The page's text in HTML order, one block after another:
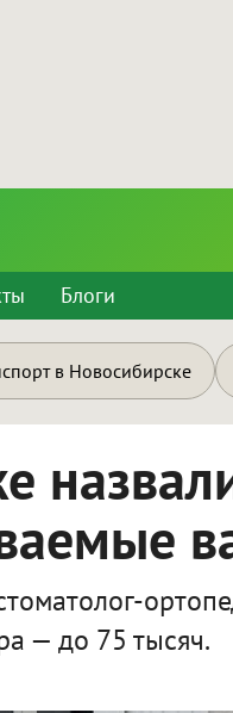
Блоги
в Новосибирске
— до 75 тысяч.